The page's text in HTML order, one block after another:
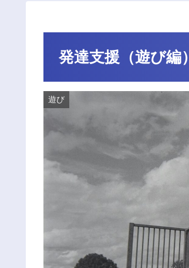
発達支援（遊び編
遊び